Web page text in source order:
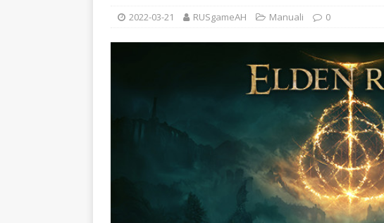
2022-03-21 RUSgameAH Manuali 0